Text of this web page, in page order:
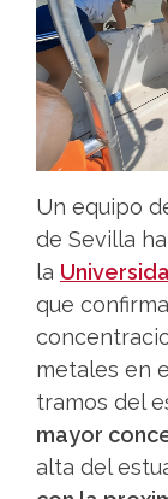
Un equipo
de Sevilla
la
que
metales en
tramos del
mayor
alta del